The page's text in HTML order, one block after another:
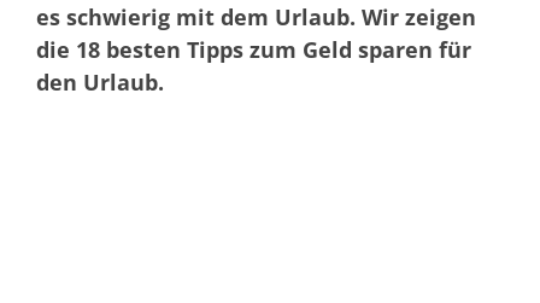
es schwierig mit dem Urlaub. Wir zeigen
die 18 besten Tipps zum Geld sparen für
den Urlaub.